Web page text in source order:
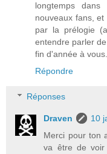
longtemps
nouveaux fans,
par la prélogie
entendre parler
fin d'année à vous.
Répondre
Réponses
Draven
10
Merci pour ton
va être de